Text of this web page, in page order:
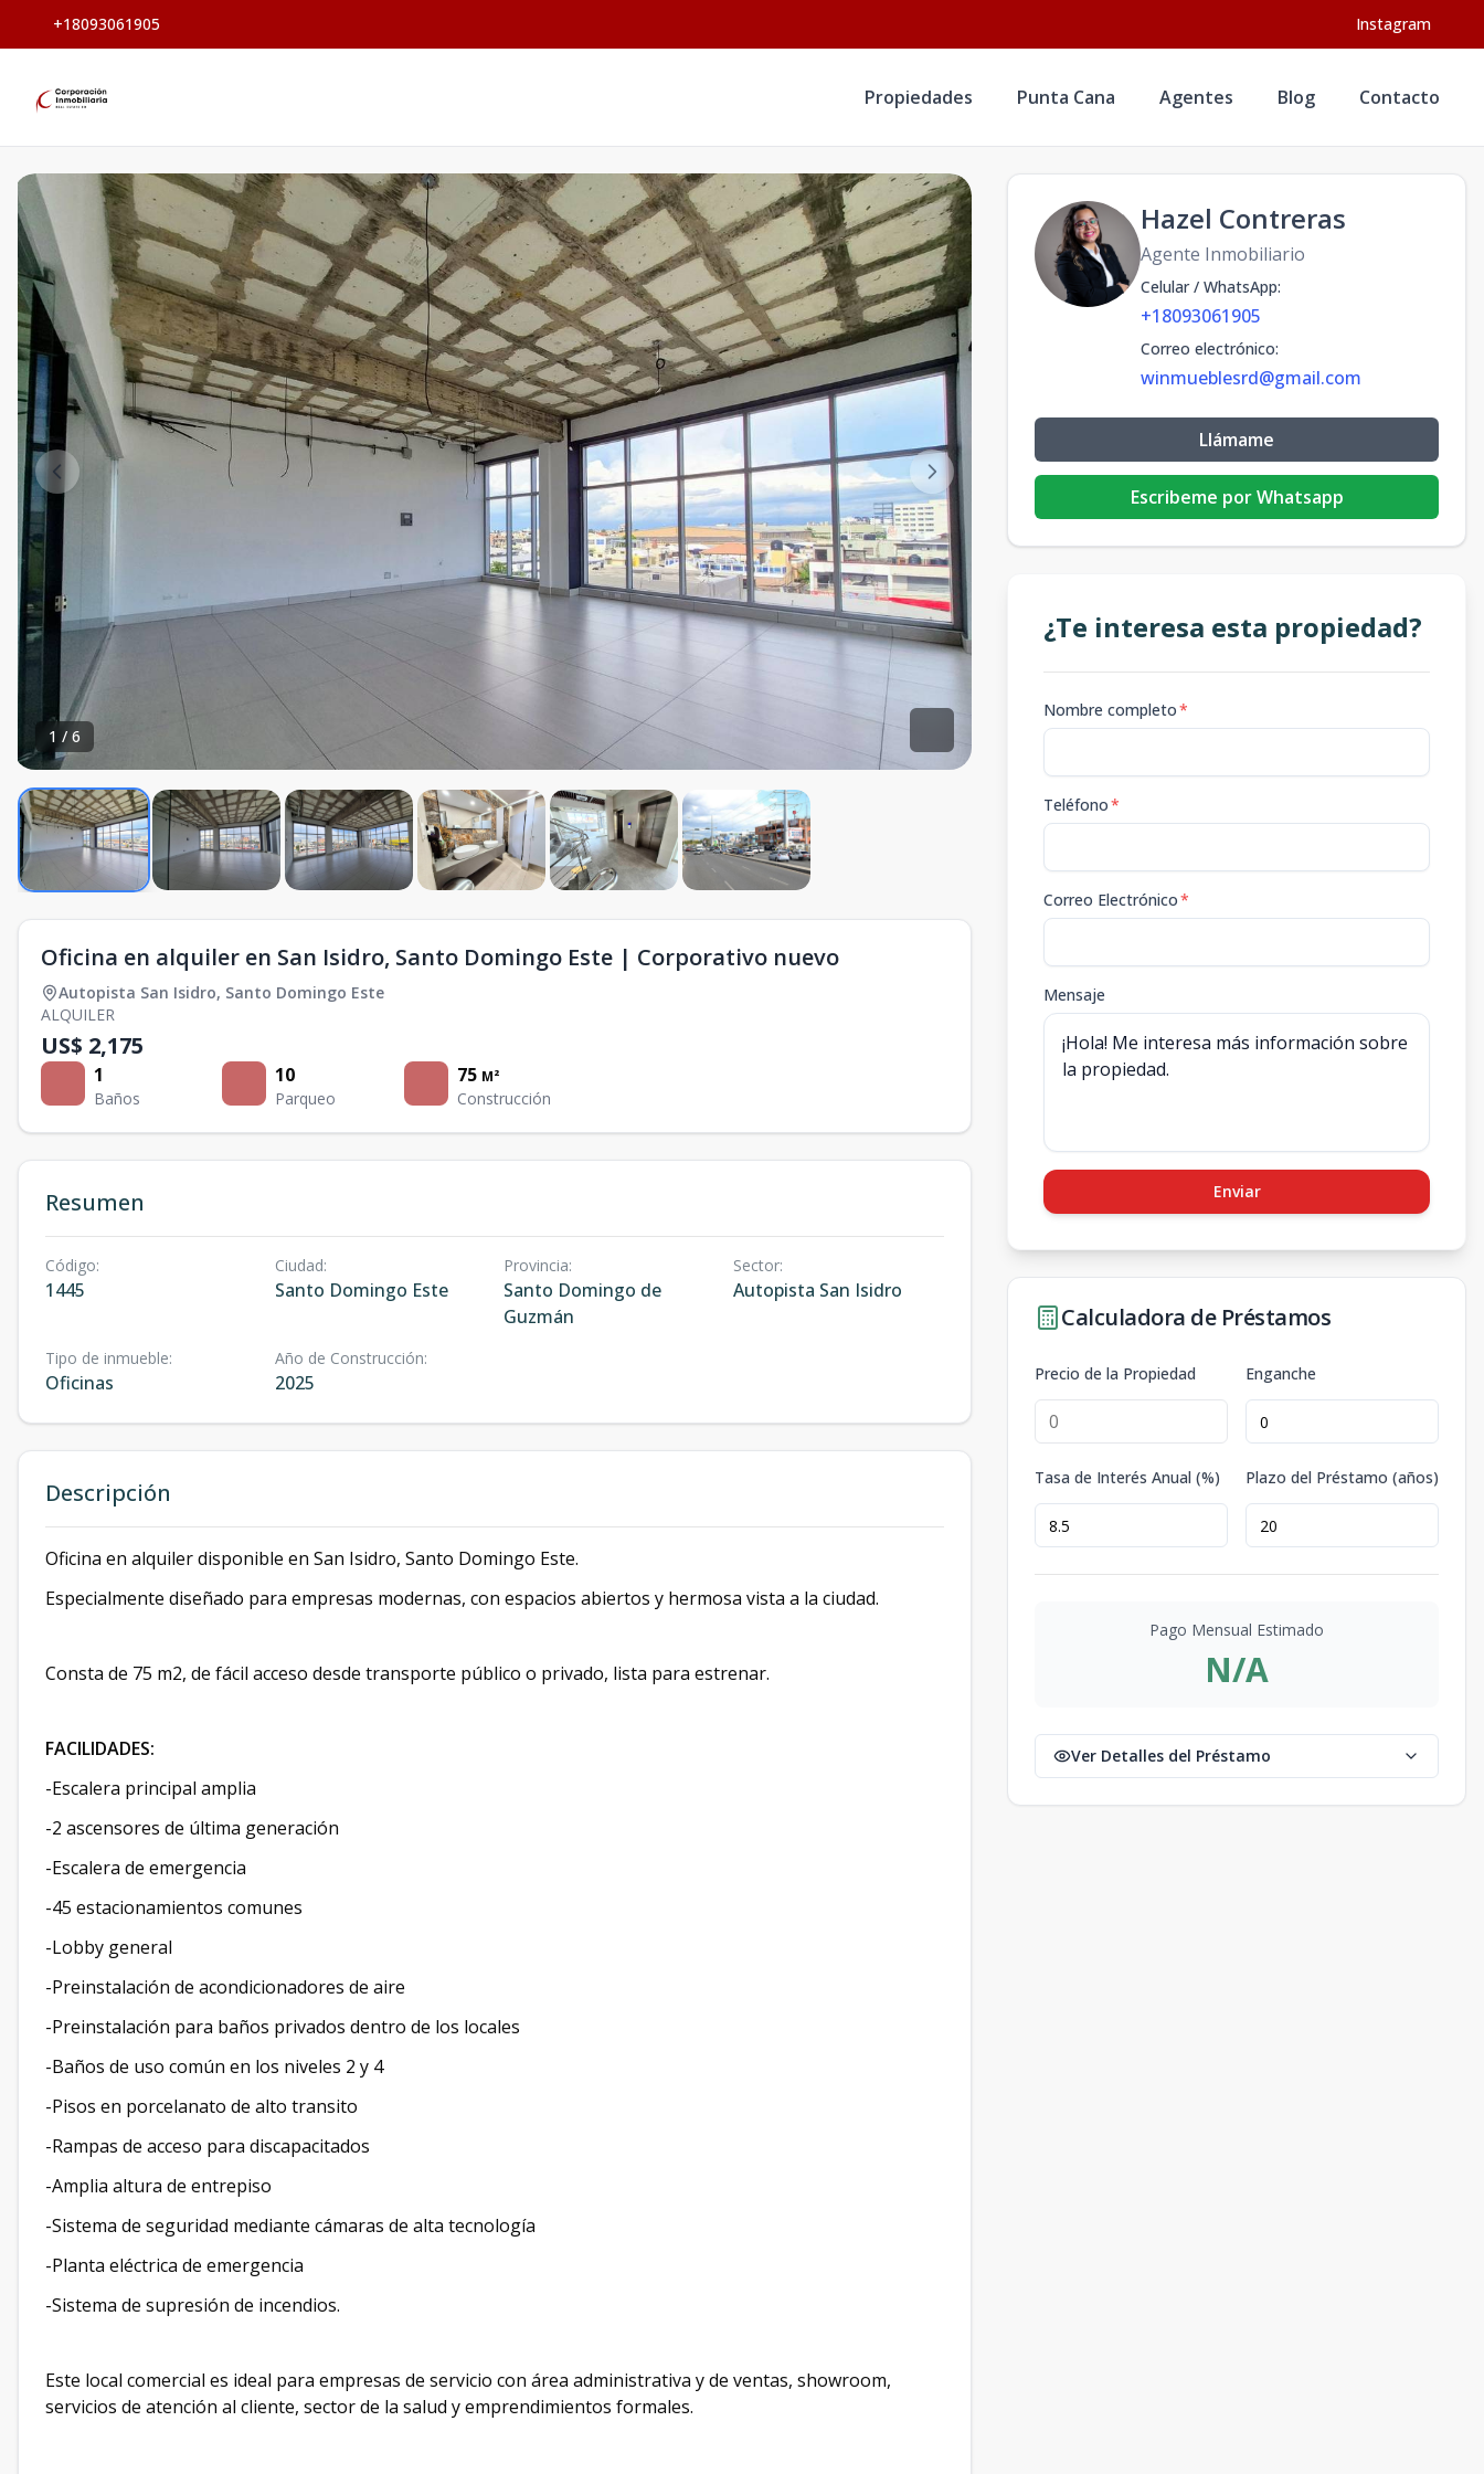
+18093061905 Instagram
Propiedades Punta Cana Agentes Blog Contacto
1 / 6
Oficina en alquiler en San Isidro, Santo Domingo Este | Corporativo nuevo
Autopista San Isidro, Santo Domingo Este
ALQUILER
US$ 2,175
1
Baños
10
Parqueo
75 M²
Construcción
Resumen
Código:
1445
Ciudad:
Santo Domingo Este
Provincia:
Santo Domingo de
Guzmán
Sector:
Autopista San Isidro
Tipo de inmueble:
Oficinas
Año de Construcción:
2025
Descripción
Oficina en alquiler disponible en San Isidro, Santo Domingo Este.
Especialmente diseñado para empresas modernas, con espacios abiertos y hermosa vista a la ciudad.
Consta de 75 m2, de fácil acceso desde transporte público o privado, lista para estrenar.
FACILIDADES:
-Escalera principal amplia
-2 ascensores de última generación
-Escalera de emergencia
-45 estacionamientos comunes
-Lobby general
-Preinstalación de acondicionadores de aire
-Preinstalación para baños privados dentro de los locales
-Baños de uso común en los niveles 2 y 4
-Pisos en porcelanato de alto transito
-Rampas de acceso para discapacitados
-Amplia altura de entrepiso
-Sistema de seguridad mediante cámaras de alta tecnología
-Planta eléctrica de emergencia
-Sistema de supresión de incendios.
Este local comercial es ideal para empresas de servicio con área administrativa y de ventas, showroom,
servicios de atención al cliente, sector de la salud y emprendimientos formales.
Hazel Contreras
Agente Inmobiliario
Celular / WhatsApp:
+18093061905
Correo electrónico:
winmueblesrd@gmail.com
Llámame
Escribeme por Whatsapp
¿Te interesa esta propiedad?
Nombre completo*
Teléfono*
Correo Electrónico*
Mensaje
Enviar
Calculadora de Préstamos
Precio de la Propiedad Enganche
Tasa de Interés Anual (%) Plazo del Préstamo (años)
Pago Mensual Estimado
N/A
Ver Detalles del Préstamo